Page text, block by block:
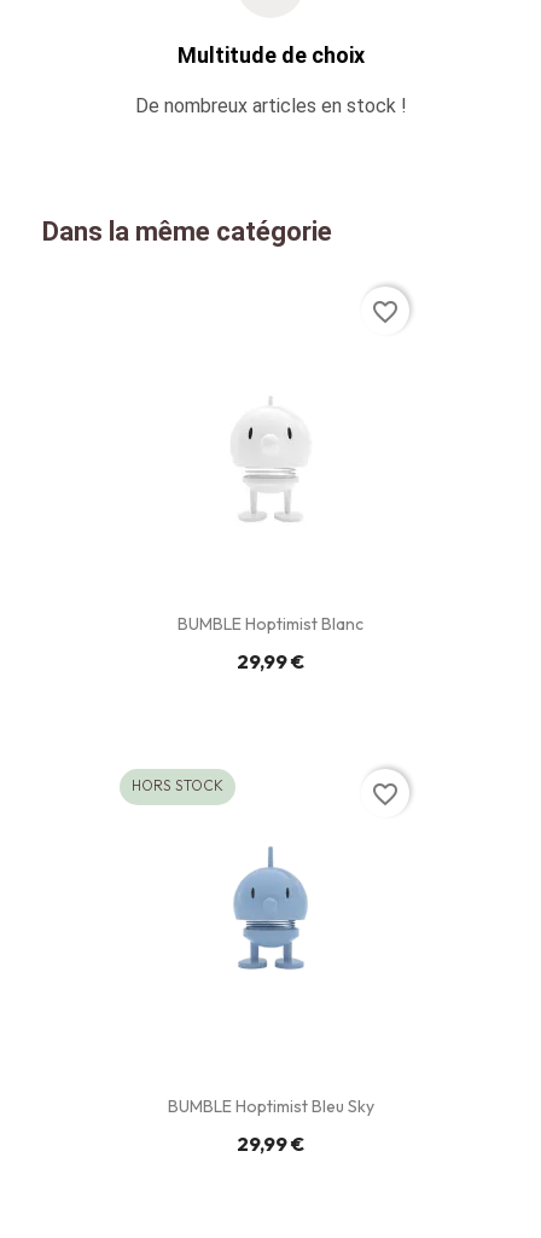
Multitude de choix
De nombreux articles en stock !
Dans la même catégorie
BUMBLE Hoptimist Blanc
29,99 €
favorite_border
BUMBLE Hoptimist Bleu Sky
29,99 €
HORS STOCK favorite_border